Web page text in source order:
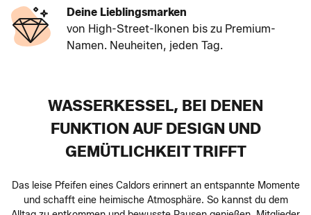
Deine Lieblingsmarken
von High-Street-Ikonen bis zu Premium-
Namen. Neuheiten, jeden Tag.
WASSERKESSEL, BEI DENEN
FUNKTION AUF DESIGN UND
GEMÜTLICHKEIT TRIFFT
Das leise Pfeifen eines Caldors erinnert an entspannte Momente
und schafft eine heimische Atmosphäre. So kannst du dem